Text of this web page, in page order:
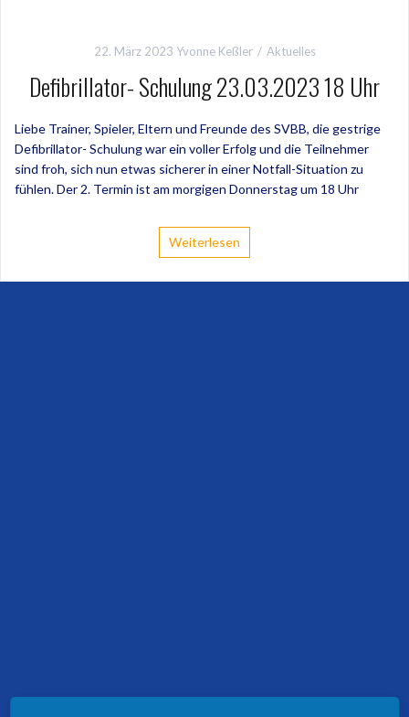
22. März 2023 Yvonne Keßler Aktuelles
Defibrillator- Schulung 23.03.2023 18 Uhr
Liebe Trainer, Spieler, Eltern und Freunde des SVBB, die gestrige
Defibrillator- Schulung war ein voller Erfolg und die Teilnehmer
sind froh, sich nun etwas sicherer in einer Notfall-Situation zu
fühlen. Der 2. Termin ist am morgigen Donnerstag um 18 Uhr
Weiterlesen